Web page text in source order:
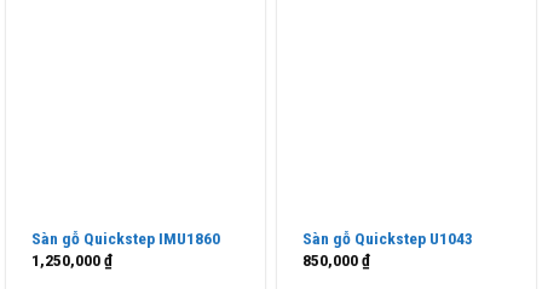
Sàn gỗ Quickstep IMU1860
1,250,000₫
Sàn gỗ Quickstep U1043
850,000₫